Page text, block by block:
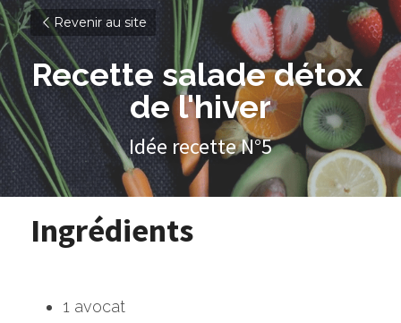
Revenir au site
Recette salade détox
de l'hiver
Idée recette N°5
Ingrédients
1 avocat